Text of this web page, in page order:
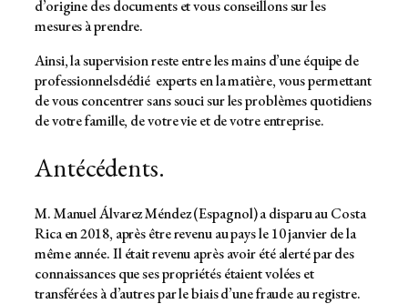
d’origine des documents et vous conseillons sur les
mesures à prendre.
Ainsi, la supervision reste entre les mains d’une équipe de
professionnelsdédié experts en la matière, vous permettant
de vous concentrer sans souci sur les problèmes quotidiens
de votre famille, de votre vie et de votre entreprise.
Antécédents.
M. Manuel Álvarez Méndez (Espagnol) a disparu au Costa
Rica en 2018, après être revenu au pays le 10 janvier de la
même année. Il était revenu après avoir été alerté par des
connaissances que ses propriétés étaient volées et
transférées à d’autres par le biais d’une fraude au registre.